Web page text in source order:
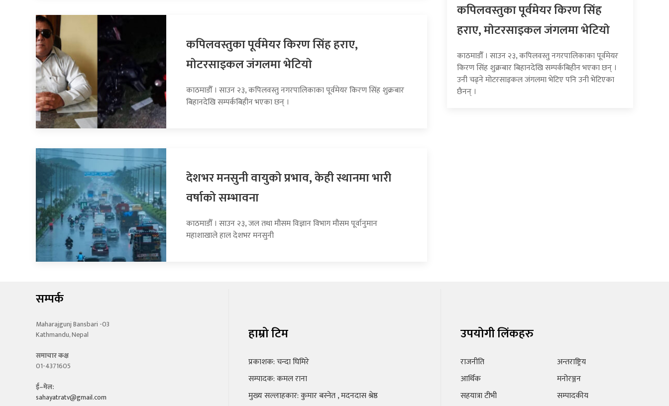
कपिलवस्तुका पूर्वमेयर किरण सिंह हराए,
माेटरसाइकल जंगलमा भेटियाे
काठमाडौँ । साउन २३, कपिलवस्तु नगरपालिकाका पूर्वमेयर किरण सिंह शुक्रबार
बिहानदेखि सम्पर्कबिहीन भएका छन् ।
देशभर मनसुनी वायुको प्रभाव, केही स्थानमा भारी
वर्षाको सम्भावना
काठमाडौँ । साउन २३, जल तथा मौसम विज्ञान विभाग मौसम पूर्वानुमान
महाशाखाले हाल देशभर मनसुनी
कपिलवस्तुका पूर्वमेयर किरण सिंह
हराए, माेटरसाइकल जंगलमा भेटियाे
काठमाडौँ । साउन २३, कपिलवस्तु नगरपालिकाका पूर्वमेयर
किरण सिंह शुक्रबार बिहानदेखि सम्पर्कबिहीन भएका छन् ।
उनी चढ्ने मोटरसाइकल जंगलमा भेटिए पनि उनी भेटिएका
छैनन् ।
सम्पर्क
Maharajgunj Bansbari -03
Kathmandu, Nepal
समाचार कक्ष
01-4371605
ई–मेल:
sahayatratv@gmail.com
हाम्रो टिम
प्रकाशक: चन्दा घिमिरे
सम्पादक: कमल राना
मुख्य सल्लाहकार: कुमार बस्नेत , मदनदास श्रेष्ठ
उपयोगी लिंकहरु
राजनीति
आर्थिक
सहयात्रा टीभी
अन्तराष्ट्रिय
मनोरञ्जन
सम्पादकीय